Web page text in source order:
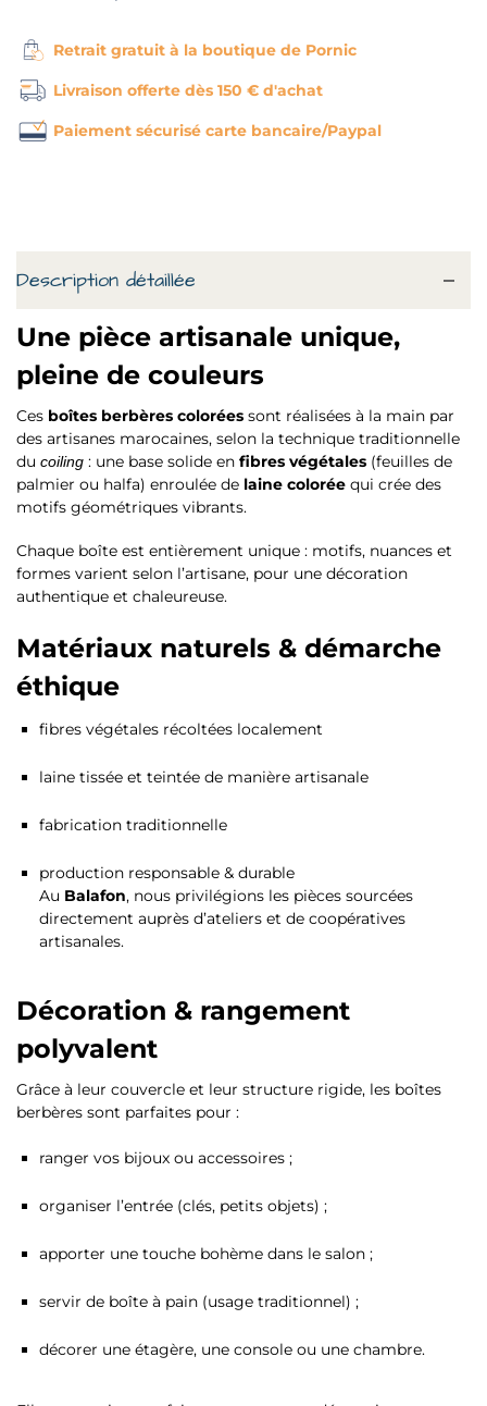
Retrait gratuit à la boutique de Pornic
Livraison offerte dès 150 € d'achat
Paiement sécurisé carte bancaire/Paypal
Description détaillée
Une pièce artisanale unique,
pleine de couleurs
Ces boîtes berbères colorées sont réalisées à la main par
des artisanes marocaines, selon la technique traditionnelle
du coiling : une base solide en fibres végétales (feuilles de
palmier ou halfa) enroulée de laine colorée qui crée des
motifs géométriques vibrants.
Chaque boîte est entièrement unique : motifs, nuances et
formes varient selon l’artisane, pour une décoration
authentique et chaleureuse.
Matériaux naturels & démarche
éthique
fibres végétales récoltées localement
laine tissée et teintée de manière artisanale
fabrication traditionnelle
production responsable & durable
Au Balafon, nous privilégions les pièces sourcées
directement auprès d’ateliers et de coopératives
artisanales.
Décoration & rangement
polyvalent
Grâce à leur couvercle et leur structure rigide, les boîtes
berbères sont parfaites pour :
ranger vos bijoux ou accessoires ;
organiser l’entrée (clés, petits objets) ;
apporter une touche bohème dans le salon ;
servir de boîte à pain (usage traditionnel) ;
décorer une étagère, une console ou une chambre.